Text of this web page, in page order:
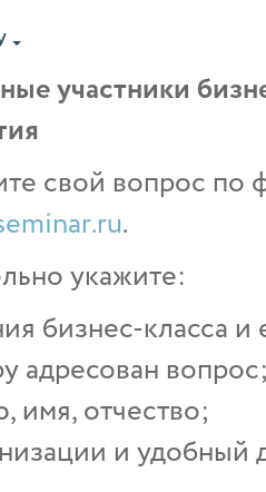
участники
свой вопрос по
.
укажите:
бизнес-класса и
адресован
имя, отчество;
и удобный